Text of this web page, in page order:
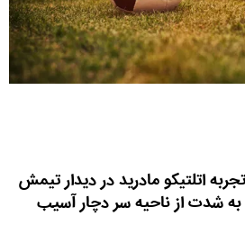
اتلتیکو مادرید در دیدار تیمش
به شدت از ناحیه سر دچار آسیب